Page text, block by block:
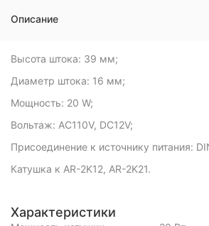
Описание
Высота штока: 39 мм;
Диаметр штока: 16 мм;
Мощность: 20 W;
Вольтаж: AC110V, DC12V;
Присоединение к источнику питания:
Катушка к AR-2K12, AR-2K21.
Характеристики